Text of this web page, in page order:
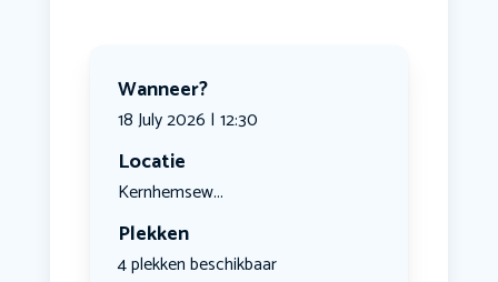
Wanneer?
18 July 2026 | 12:30
Locatie
Kernhemsew...
Plekken
4 plekken beschikbaar